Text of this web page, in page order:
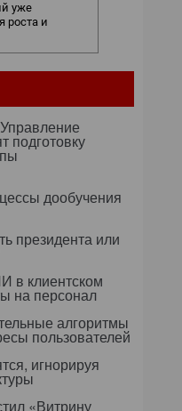
уже
роста и
подготовку
дообучения
президента или
в клиентском
на персонал
алгоритмы
пользователей
игнорируя
«Витрину